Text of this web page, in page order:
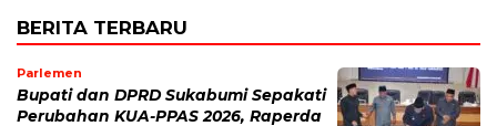
BERITA TERBARU
Parlemen
Bupati dan DPRD Sukabumi Sepakati
Perubahan KUA-PPAS 2026, Raperda